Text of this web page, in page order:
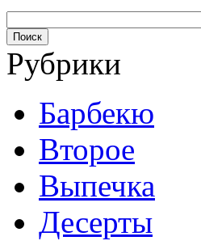
Рубрики
Барбекю
Второе
Выпечка
Десерты